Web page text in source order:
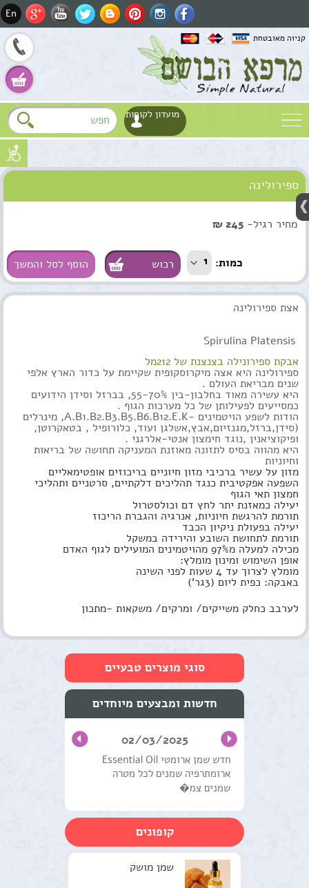
En
קניוה מאובטחת
מועדון לקוחות
ספירולינה
מחיר רגיל- 245 ₪
כמות: 1 הוסף לסל והמשך
אצת ספירולינה
Spirulina Platensis
אבקת ספירונילה בצנצנת של 212מל
ספירולינה היא אצה מיקרוסקופית שקיימת על כדור הארץ אלפי
שנים מבריאת העולם .
היא עשירה מאוד בחלבון-בין 55-70%, בברזל וסידן הידועים
כמסייעים לפעילותן של כל מערכות הגוף .
הודות לשפע הויטמינים -A.B1.B2.B3.B5.B6.B12.E.K, מינרלים
(סידן,ברזל,מגנזיום,אבץ,אשלגן ועוד, כלורופיל , בטאקרוטן,
ופיקוציאנין ,נוגד חימצון אנטי-אלרגני .
היא מהווה בסיס לתזונה מאוזנת המעניקה תחושה של בריאות
וחיוניות
מזון על עשיר ברכיבי מזון חיוניים בריכוזים אופטימאליים
השפעה אפקטיבית כנגד תהליכים דלקתיים, סרטניים ותהליכי
חמצון תאי הגוף
יעילה כמאזנת יתר לחץ דם וכולסטרול
תורמת להרגשת חיוניות, אנרגיה והגברת הריכוז
יעילה בפעולת ניקיון הכבד
תורמת לתחושת השובע והירידה במשקל
מכילה למעלה מ97% מהויטמינים המועילים לגוף האדם
אופן השימוש ומינון מומלץ:
מומלץ לצרוך עד 4 שעות לפני השינה
באבקה: כפית ליום (3גר')
לערבב כחלק משייקים/ ומרקים/ משקאות -מתכון
סוגי מוצרים טבעיים
טיפול וטיפוח השיער
מוצרים טבעים כללי
ערכות טיפוליות
סדנאות וקורסים
חדשות ומבצעים מיוחדים
02/03/2025
חדש שמן ארומטי Essential Oil
ארומתרפיה שמנים לכל מטרה
שמנים צמ�
קופונים
שמן מושק